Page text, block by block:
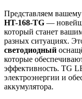
Представляем
HT-168-TG —
который станет
разных ситуациях.
светодиодный
которые
эффективность. TG
электроэнергии и
аккумулятора.